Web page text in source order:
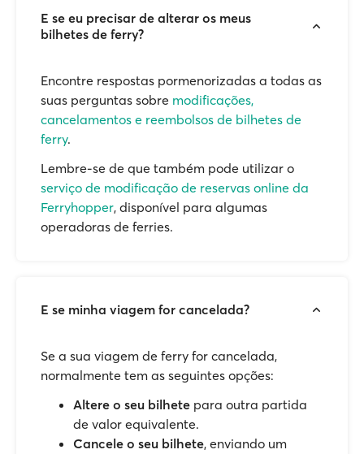
E se eu precisar de alterar os meus
bilhetes de ferry?
Encontre respostas pormenorizadas a todas as
suas perguntas sobre modificações,
cancelamentos e reembolsos de bilhetes de
ferry.
Lembre-se de que também pode utilizar o
serviço de modificação de reservas online da
Ferryhopper, disponível para algumas
operadoras de ferries.
E se minha viagem for cancelada?
Se a sua viagem de ferry for cancelada,
normalmente tem as seguintes opções:
Altere o seu bilhete para outra partida
de valor equivalente.
Cancele o seu bilhete, enviando um